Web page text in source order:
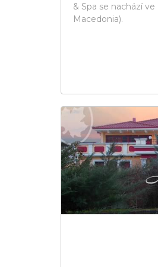
& Spa se nachází
Macedonia).